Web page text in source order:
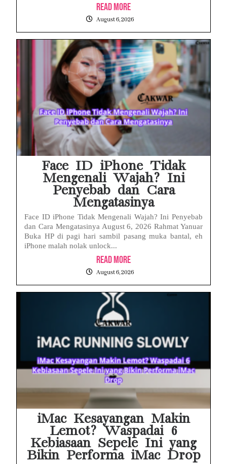
Read More
August 6, 2026
Face ID iPhone Tidak
Mengenali Wajah? Ini
Penyebab dan Cara
Mengatasinya
Face ID iPhone Tidak Mengenali Wajah? Ini Penyebab
dan Cara Mengatasinya August 6, 2026 Rahmat Yanuar
Buka HP di pagi hari sambil pasang muka bantal, eh
iPhone malah nolak unlock...
Read More
August 6, 2026
iMac Kesayangan Makin
Lemot? Waspadai 6
Kebiasaan Sepele Ini yang
Bikin Performa iMac Drop